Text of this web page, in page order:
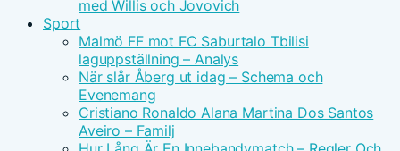
med Willis och Jovovich
Sport
Malmö FF mot FC Saburtalo Tbilisi
laguppställning – Analys
När slår Åberg ut idag – Schema och
Evenemang
Cristiano Ronaldo Alana Martina Dos Santos
Aveiro – Familj